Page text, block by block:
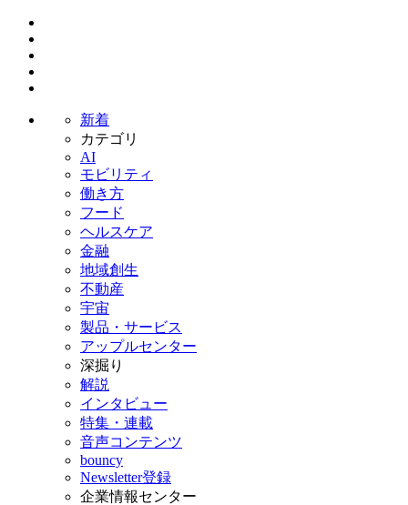
新着
カテゴリ
AI
モビリティ
働き方
フード
ヘルスケア
金融
地域創生
不動産
宇宙
製品・サービス
アップルセンター
深掘り
解説
インタビュー
特集・連載
音声コンテンツ
bouncy
Newsletter登録
企業情報センター